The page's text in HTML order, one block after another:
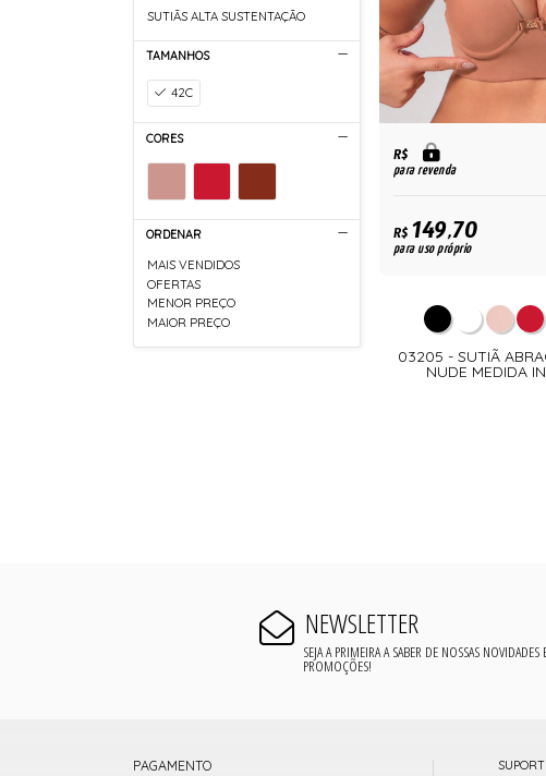
SUTIÃS ALTA SUSTENTAÇÃO
TAMANHOS
42C
CORES
ORDENAR
MAIS VENDIDOS
OFERTAS
MENOR PREÇO
MAIOR PREÇO
R$
para revenda
R$149,70
para uso próprio
03205 - SUTIÃ
NUDE MEDIDA
NEWSLETTER
SEJA A PRIMEIRA A SABER DE NOSSAS NOVIDADES
PROMOÇÕES!
PAGAMENTO